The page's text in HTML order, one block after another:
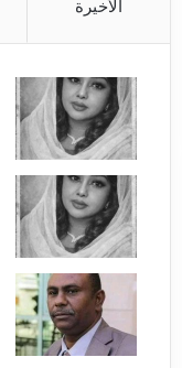
الأخيرة